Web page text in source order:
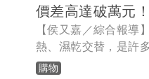
價差高達破萬元！
【侯又嘉／綜合報導
熱、濕乾交替，是許
的季節。明明才剛穩
購物